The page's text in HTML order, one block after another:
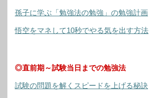
孫子に学ぶ「勉強法の勉強」の勉強計画
悟空をマネして10秒でやる気を出す方法
◎直前期～試験当日までの勉強法
試験の問題を解くスピードを上げる秘訣